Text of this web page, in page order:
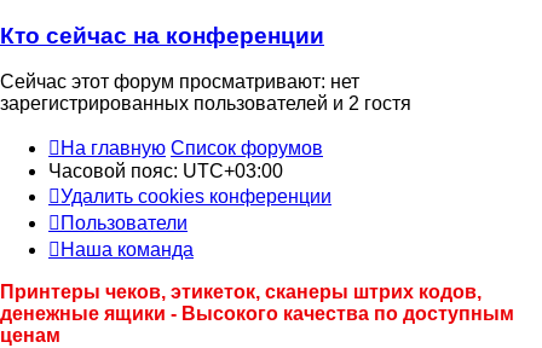
Кто сейчас на конференции
Сейчас этот форум просматривают: нет
зарегистрированных пользователей и 2 гостя
На главную Список форумов
Часовой пояс: UTC+03:00
Удалить cookies конференции
Пользователи
Наша команда
Принтеры чеков, этикеток, сканеры штрих кодов,
денежные ящики - Высокого качества по доступным
ценам